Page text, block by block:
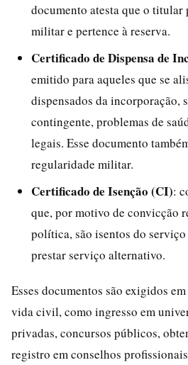
documento atesta que o titular
militar e pertence à reserva.
Certificado de Dispensa de
emitido para aqueles que se
dispensados da incorporação,
contingente, problemas de
legais. Esse documento
regularidade militar.
Certificado de Isenção (CI):
que, por motivo de convicção
política, são isentos do
prestar serviço alternativo.
Esses documentos são exigidos
vida civil, como ingresso em
privadas, concursos públicos,
registro em conselhos